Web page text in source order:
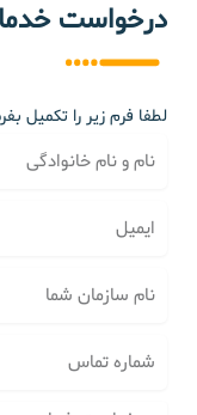
درخواست
لطفا فرم زیر را تکمیل